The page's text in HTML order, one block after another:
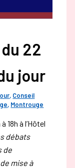
22
jour
, Conseil
, Montrouge
18h à l’Hôtel
débats
de
mise à